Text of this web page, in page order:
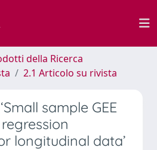
della Ricerca
2.1 Articolo su rivista
sample GEE
longitudinal data’